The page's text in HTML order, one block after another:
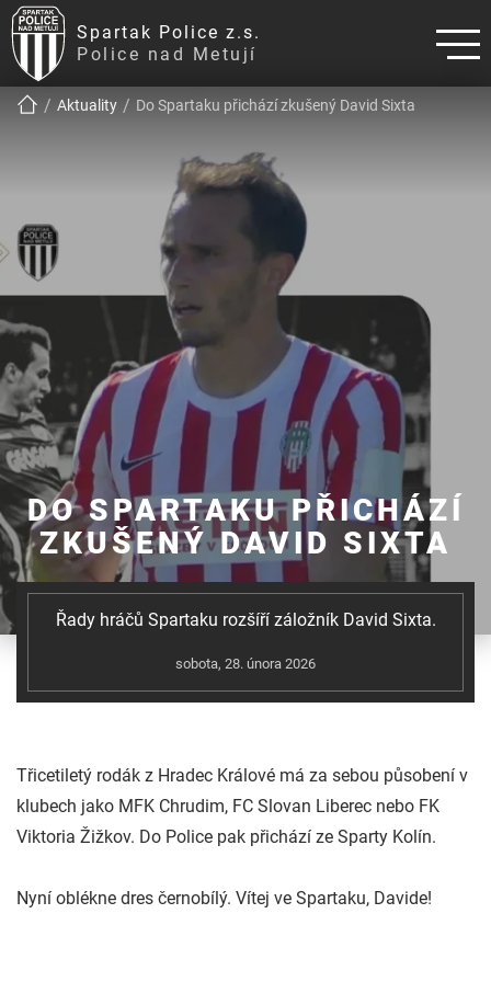
Spartak Police z.s.
Police nad Metují
!!!BREADCRUMB!!!
Aktuality Do Spartaku přichází zkušený David Sixta
DO SPARTAKU PŘICHÁZÍ
ZKUŠENÝ DAVID SIXTA
Řady hráčů Spartaku rozšíří záložník David Sixta.
sobota, 28. února 2026
Třicetiletý rodák z Hradec Králové má za sebou působení v
klubech jako MFK Chrudim, FC Slovan Liberec nebo FK
Viktoria Žižkov. Do Police pak přichází ze Sparty Kolín.
Nyní oblékne dres černobílý. Vítej ve Spartaku, Davide!